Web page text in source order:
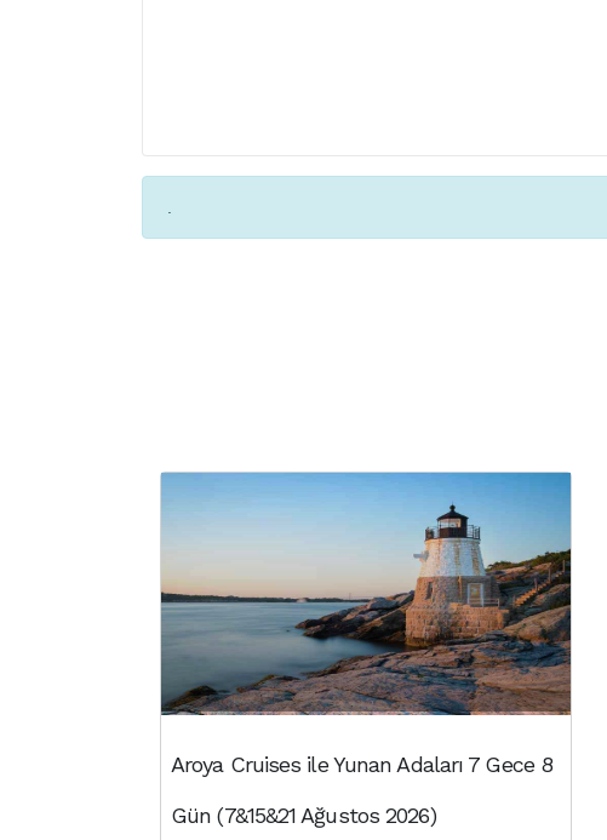
.
Aroya Cruises ile Yunan Adaları 7 Gece 8
Gün (7&15&21 Ağustos 2026)